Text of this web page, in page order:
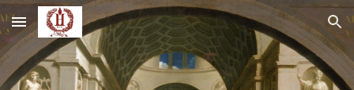
Skip to main content Skip to navigation